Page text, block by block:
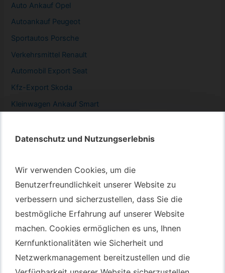
Datenschutz und Nutzungserlebnis
Wir verwenden Cookies, um die
Benutzerfreundlichkeit unserer Website zu
verbessern und sicherzustellen, dass Sie die
bestmögliche Erfahrung auf unserer Website
machen. Cookies ermöglichen es uns, Ihnen
Kernfunktionalitäten wie Sicherheit und
Netzwerkmanagement bereitzustellen und die
Datenschutz und Nutzungserlebnis
Wir verwenden Cookies, um die
Benutzerfreundlichkeit unserer Website zu
verbessern und sicherzustellen, dass Sie die
bestmögliche Erfahrung auf unserer Website
machen. Cookies ermöglichen es uns, Ihnen
Kernfunktionalitäten wie Sicherheit und
Netzwerkmanagement bereitzustellen und die
Auto Ankauf Opel
Autoankauf Peugeot
Sportautos Porsche
Verkehrsmittel Renault
Automobil
Export Seat
Kfz-Export Skoda
Kleinwagen Ankauf Smart
Autotransport Bochum
Autotransport Düsseldorf
Autotransport Essen
Autoexport Gelsenkirchen